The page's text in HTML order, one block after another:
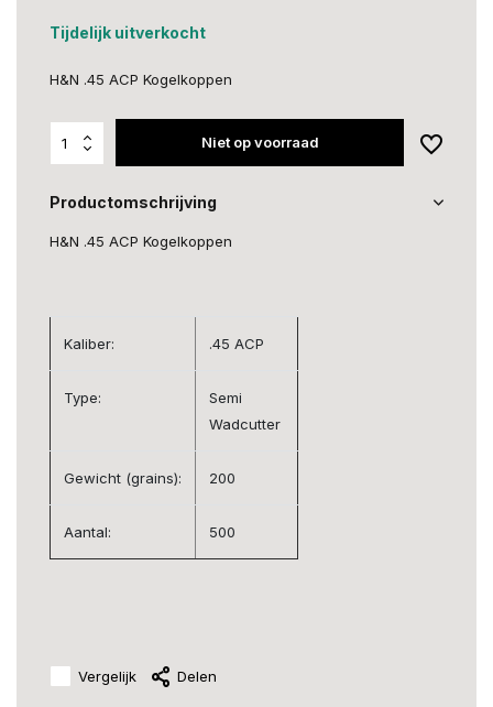
Tijdelijk uitverkocht
H&N .45 ACP Kogelkoppen
Niet op voorraad
Productomschrijving
H&N .45 ACP Kogelkoppen
Kaliber: .45 ACP
Type:
Semi
Wadcutter
Gewicht (grains): 200
Aantal: 500
Vergelijk Delen